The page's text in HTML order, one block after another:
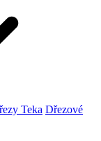
Teka Dřezové